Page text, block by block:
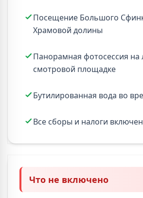
Посещение Большого
Храмовой долины
Панорамная фотосессия на
смотровой площадке
Бутилированная вода во
Все сборы и налоги
Что не включено